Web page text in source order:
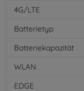
4G/LTE
Batterietyp
Batteriekapazität
WLAN
EDGE